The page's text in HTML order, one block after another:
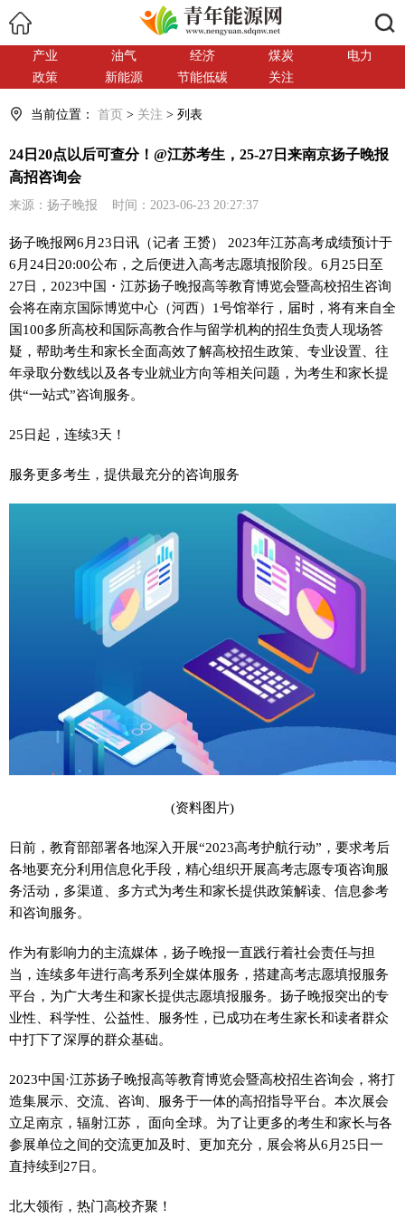
产业 油气 经济 煤炭
电力
政策
新能源 节能低碳 关注
当前位置： 首页 > 关注 > 列表
24日20点以后可查分！@江苏考生，25-27日来南京扬子晚报
高招咨询会
来源：扬子晚报 时间：2023-06-23 20:27:37
扬子晚报网6月23日讯（记者 王赟） 2023年江苏高考成绩预计于
6月24日20:00公布，之后便进入高考志愿填报阶段。6月25日至
27日，2023中国・江苏扬子晚报高等教育博览会暨高校招生咨询
会将在南京国际博览中心（河西）1号馆举行，届时，将有来自全
国100多所高校和国际高教合作与留学机构的招生负责人现场答
疑，帮助考生和家长全面高效了解高校招生政策、专业设置、往
年录取分数线以及各专业就业方向等相关问题，为考生和家长提
供“一站式”咨询服务。
25日起，连续3天！
服务更多考生，提供最充分的咨询服务
(资料图片)
日前，教育部部署各地深入开展“2023高考护航行动”，要求考后
各地要充分利用信息化手段，精心组织开展高考志愿专项咨询服
务活动，多渠道、多方式为考生和家长提供政策解读、信息参考
和咨询服务。
作为有影响力的主流媒体，扬子晚报一直践行着社会责任与担
当，连续多年进行高考系列全媒体服务，搭建高考志愿填报服务
平台，为广大考生和家长提供志愿填报服务。扬子晚报突出的专
业性、科学性、公益性、服务性，已成功在考生家长和读者群众
中打下了深厚的群众基础。
2023中国·江苏扬子晚报高等教育博览会暨高校招生咨询会，将打
造集展示、交流、咨询、服务于一体的高招指导平台。本次展会
立足南京，辐射江苏， 面向全球。为了让更多的考生和家长与各
参展单位之间的交流更加及时、更加充分，展会将从6月25日一
直持续到27日。
北大领衔，热门高校齐聚！